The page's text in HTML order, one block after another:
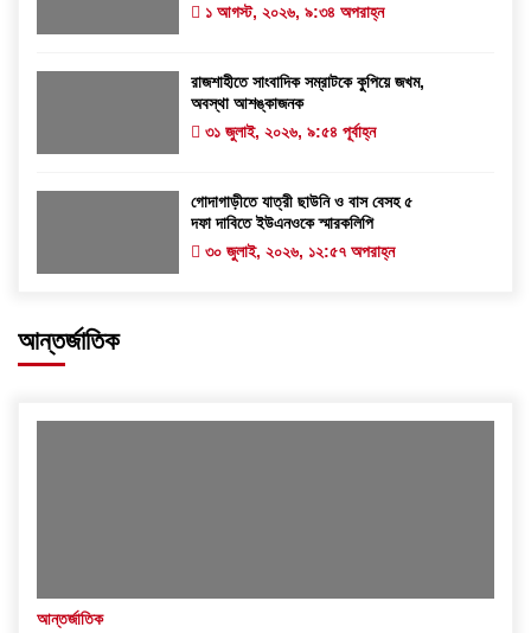
১ আগস্ট, ২০২৬, ৯:৩৪ অপরাহ্ন
রাজশাহীতে সাংবাদিক সম্রাটকে কুপিয়ে জখম,
অবস্থা আশঙ্কাজনক
৩১ জুলাই, ২০২৬, ৯:৫৪ পূর্বাহ্ন
গোদাগাড়ীতে যাত্রী ছাউনি ও বাস বেসহ ৫
দফা দাবিতে ইউএনওকে স্মারকলিপি
৩০ জুলাই, ২০২৬, ১২:৫৭ অপরাহ্ন
আন্তর্জাতিক
আন্তর্জাতিক